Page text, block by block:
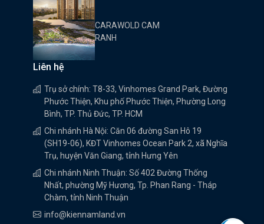
Liên hệ
Trụ sở chính: T8-33, Vinhomes Grand Park, Đường
Phước Thiện, Khu phố Phước Thiện, Phường Long
Bình, TP. Thủ Đức, TP. HCM
Chi nhánh Hà Nội: Căn 06 đường San Hô 19
(SH19-06), KĐT Vinhomes Ocean Park 2, xã Nghĩa
Trụ, huyện Văn Giang, tỉnh Hưng Yên
Chi nhánh Ninh Thuận: Số 402 Đường Thống
Nhất, phường Mỹ Hương, Tp. Phan Rang - Tháp
Chàm, tỉnh Ninh Thuận
info@kiennamland.vn
CARAWOLD CAM
RANH